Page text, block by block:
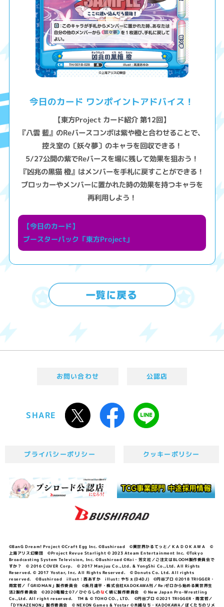
今日のカード ワンポイントアドバイス！
【東方Project カード紹介 第12回】
『八雲 藍』のReバースコンボは紫や橙と合わせることで、
控え室の〔妖々夢〕のキャラを回収できる！
5/27公開の紫でReバースを場に残して効果を狙おう！
『凶兆の黒猫 橙』はメンバーを手札に戻すことができる！
ブロッカーやメンバーに置かれた時の効果を持つキャラを
再利用しよう！
【今日のカード】
ブースターパック「東方Project」
お問い合わせ 公認店
SHARE
プライバシーポリシー クッキーポリシー
©BanG Dream! Project ©Craft Egg Inc. ©Bushiroad ©異世界かるてっと／ＫＡＤＯＫＡＷＡ ©
上海アリス幻樂団 ©Project Revue Starlight © 2023 Ateam Entertainment Inc. ©Tokyo
Broadcasting System Television, Inc. ©Bushiroad ©Koi・芳文社／ご注文はBLOOM製作委員会で
すか？ © 2016 COVER Corp. © 2017 Manjuu Co.,Ltd. & YongShi Co.,Ltd. All Rights
Reserved. © 2017 Yostar, Inc. All Rights Reserved. © Donuts Co. Ltd. All rights
reserved. ©Bushiroad illust：西あすか illust: やちぇ(D4DJ) ©円谷プロ ©2018 TRIGGER・
雨宮哲／「GRIDMAN」製作委員会 ©長月達平・株式会社KADOKAWA刊／Re:ゼロから始める異世界生
活2製作委員会 ©2020竜騎士07／ひぐらしのなく頃に製作委員会 © New Japan Pro-Wrestling
Co.,Ltd. All right reserved. TM & © TOHO CO., LTD. ©円谷プロ ©2021 TRIGGER・雨宮哲／
「DYNAZENON」製作委員会 © NEXON Games & Yostar ©木緒なち・KADOKAWA／ぼくたちのリメ